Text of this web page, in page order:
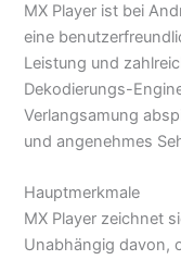
MX Player ist bei
eine
Leistung und
Dekodierungs-
Verlangsamung
und angenehmes
Hauptmerkmale
MX Player zeichnet
Unabhängig davon,